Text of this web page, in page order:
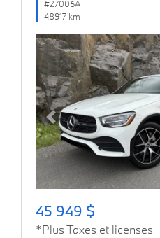
#27006A
48917 km
Previous
45 949 $
*Plus Taxes et licenses